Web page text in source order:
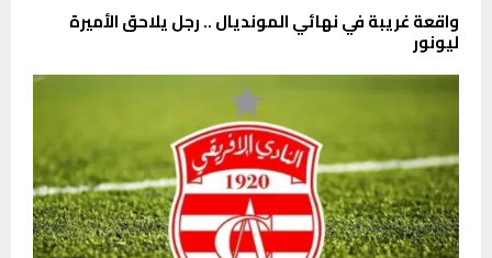
واقعة غريبة في نهائي المونديال .. رجل يلاحق الأميرة
ليونور